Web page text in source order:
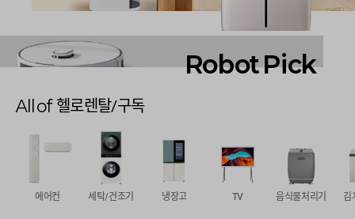
Robot Pick
All of 헬로렌탈/구독
에어컨 세탁/건조기 냉장고 TV 음식물처리기 김